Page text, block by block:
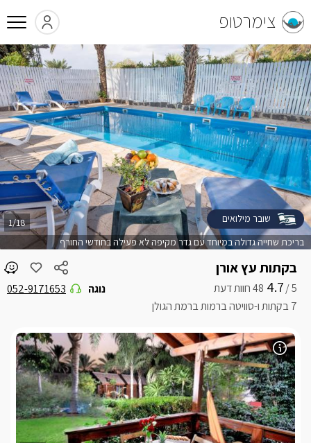
צימרטופ
בקתות עץ אורן
5 /
4.7
7 בקתות ו-סוויטה ברמות ברמת הגולן
נוגה 052-9171653
בריכת שחייה גדולה במיוחד עם גדר מקיפה לא פעילה בחודשי החורף
1/18 שובר מילואים